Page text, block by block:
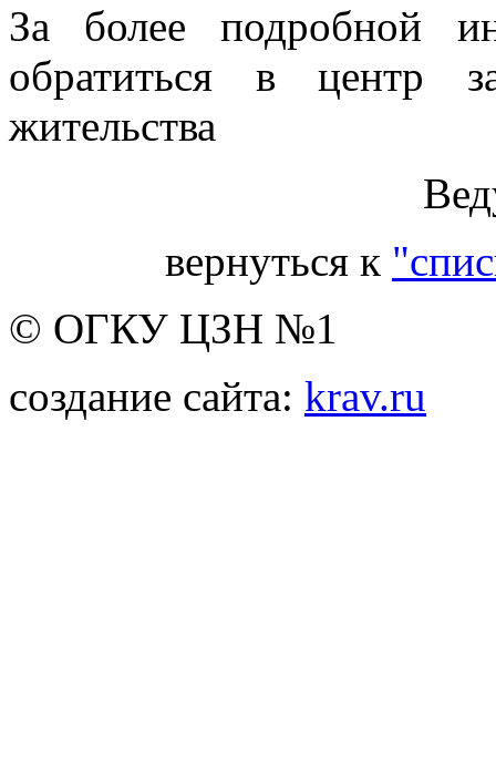
За более подробной
обратиться в центр
жительства
вернуться к
© ОГКУ ЦЗН №1
создание сайта: krav.ru